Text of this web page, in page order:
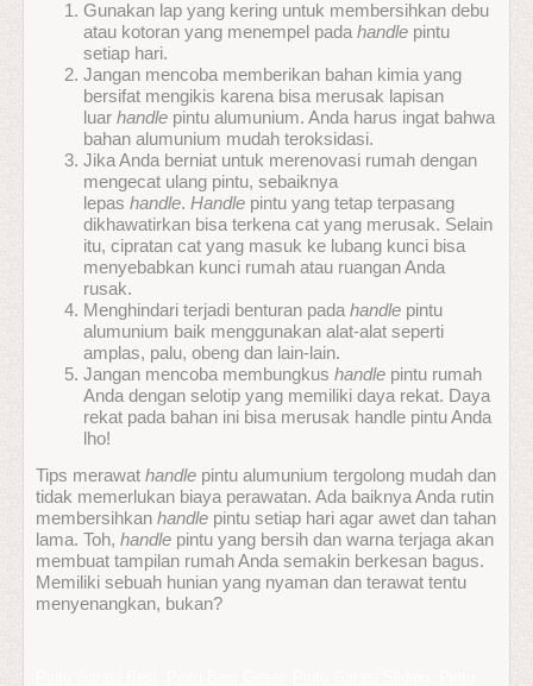
Gunakan lap yang kering untuk membersihkan debu
atau kotoran yang menempel pada handlepintu
setiap hari.
Jangan mencoba memberikan bahan kimia yang
bersifat mengikis karena bisa merusak lapisan
luarhandlepintu alumunium. Anda harus ingat bahwa
bahan alumunium mudah teroksidasi.
Jika Anda berniat untuk merenovasi rumah dengan
mengecat ulang pintu, sebaiknya
lepas handle. Handlepintu yang tetap terpasang
dikhawatirkan bisa terkena cat yang merusak. Selain
itu, cipratan cat yang masuk ke lubang kunci bisa
menyebabkan kunci rumah atau ruangan Anda
rusak.
Menghindari terjadi benturan pada handlepintu
alumunium baik menggunakan alat-alat seperti
amplas, palu, obeng dan lain-lain.
Jangan mencoba membungkus handlepintu rumah
Anda dengan selotip yang memiliki daya rekat. Daya
rekat pada bahan ini bisa merusak handle pintu Anda
lho!
Tips merawat handle pintu alumunium tergolong mudah dan
tidak memerlukan biaya perawatan. Ada baiknya Anda rutin
membersihkan handle pintu setiap hari agar awet dan tahan
lama. Toh, handle pintu yang bersih dan warna terjaga akan
membuat tampilan rumah Anda semakin berkesan bagus.
Memiliki sebuah hunian yang nyaman dan terawat tentu
menyenangkan, bukan?